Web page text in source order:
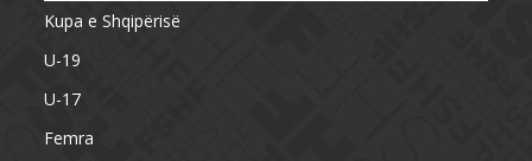
Kupa e Shqipërisë
U-19
U-17
Femra